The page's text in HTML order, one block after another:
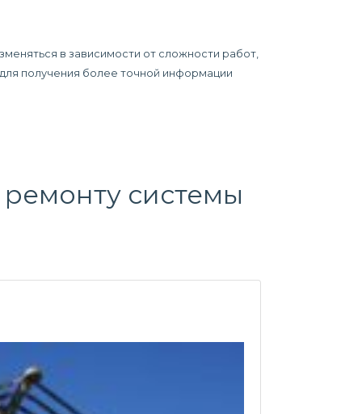
в зависимости от сложности работ,
получения более точной информации
ремонту системы